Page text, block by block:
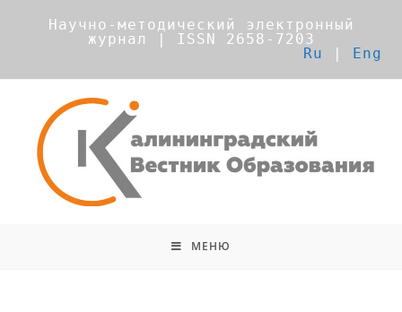
Научно-методический электронный
журнал | ISSN 2658-7203
Ru | Eng
МЕНЮ